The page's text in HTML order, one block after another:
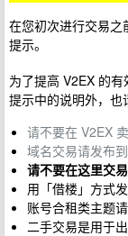
在您初次进行交易之
提示。
为了提高 V2EX 的
提示中的说明外，也
请不要在 V2EX
域名交易请发布
请不要在这里交
用「借楼」方式
账号合租类主题
二手交易是用于